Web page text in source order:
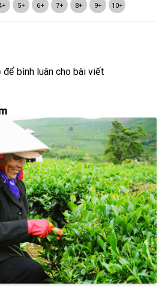
5+ 6+ 7+ 8+ 9+ 10+
để bình luận cho bài viết